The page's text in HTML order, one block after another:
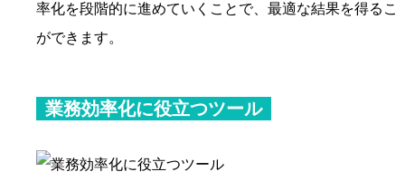
率化を段階的に進めていくことで、最適な結果を得るこ
ができます。
業務効率化に役立つツール